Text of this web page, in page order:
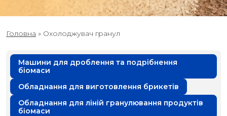
Головна » Охолоджувач гранул
Машини для дроблення та подрібнення
біомаси
Обладнання для виготовлення брикетів
Обладнання для ліній гранулювання продуктів
біомаси